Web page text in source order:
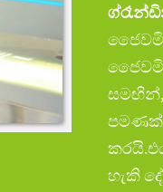
සමඟින්,
පමණක්
හැකි